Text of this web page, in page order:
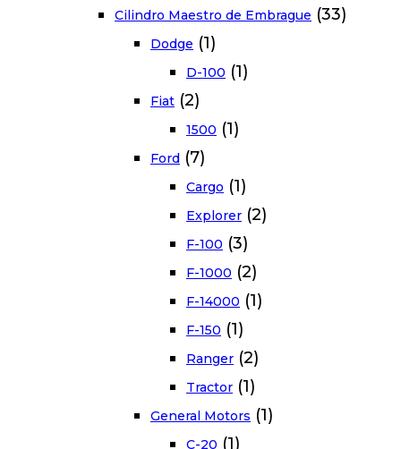
Cilindro Maestro de Embrague (33)
Dodge (1)
D-100 (1)
Fiat (2)
1500 (1)
Ford (7)
Cargo (1)
Explorer (2)
F-100 (3)
F-1000 (2)
F-14000 (1)
F-150 (1)
Ranger (2)
Tractor (1)
General Motors (1)
C-20 (1)